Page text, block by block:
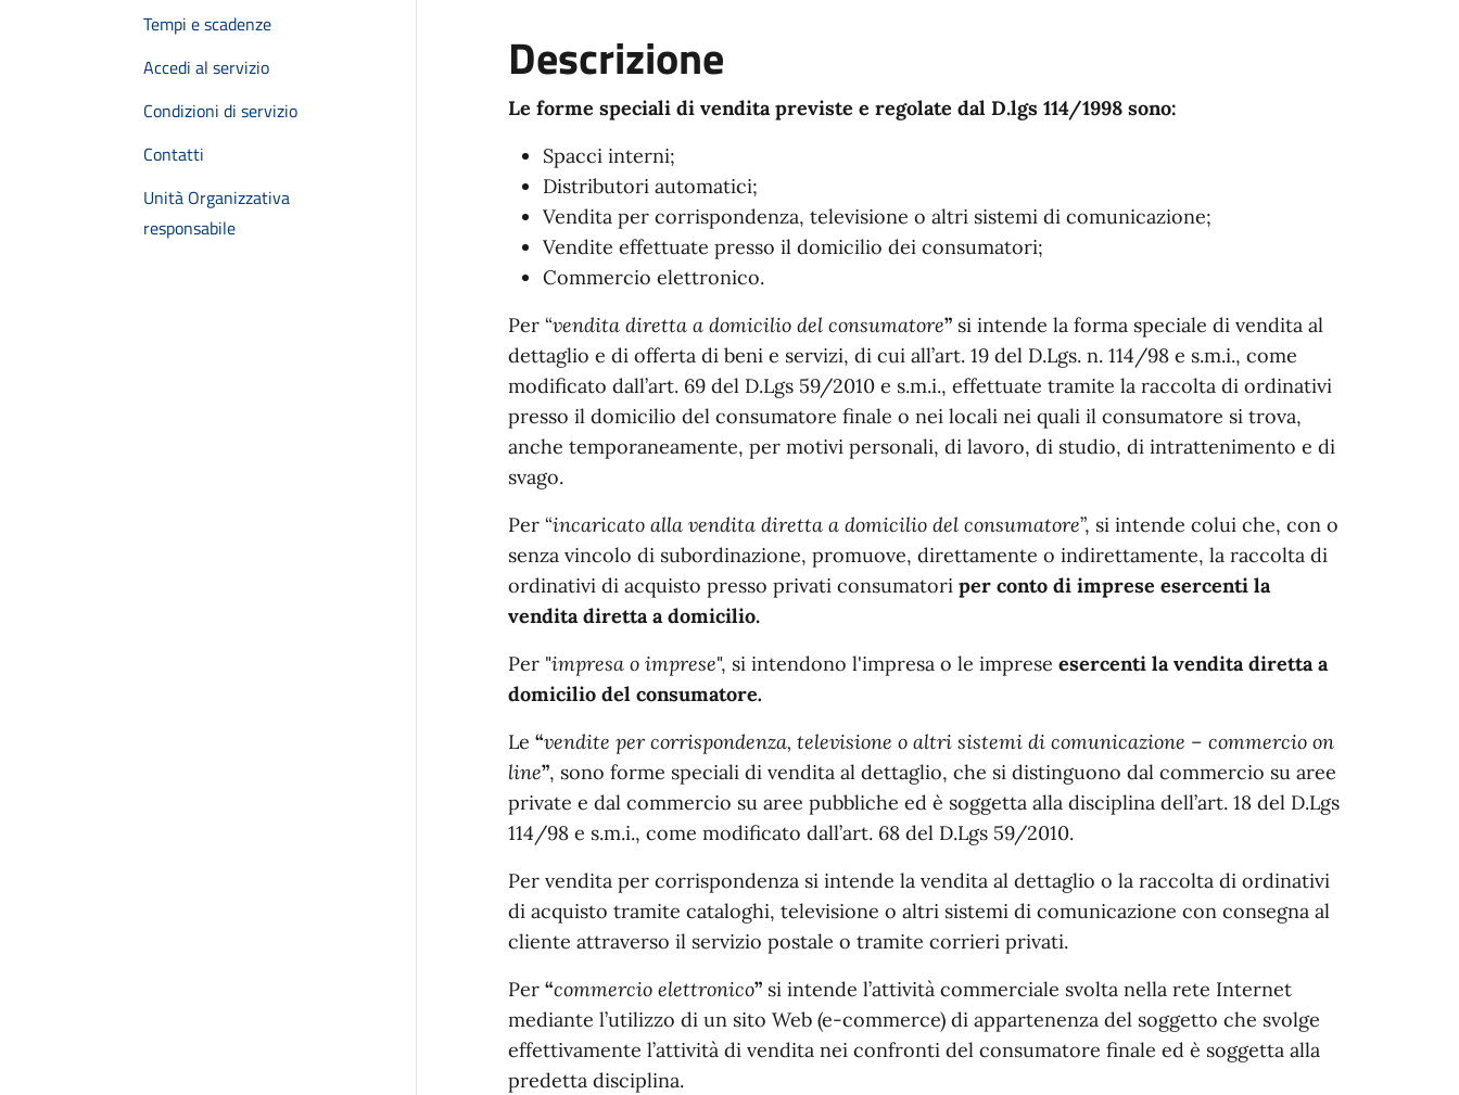
Tempi e scadenze
Accedi al servizio
Condizioni di servizio
Contatti
Unità Organizzativa
responsabile
Descrizione
Le forme speciali di vendita previste e regolate dal D.lgs 114/1998 sono:
Spacci interni;
Distributori automatici;
Vendita per corrispondenza, televisione o altri sistemi di comunicazione;
Vendite effettuate presso il domicilio dei consumatori;
Commercio elettronico.
Per “vendita diretta a domicilio del consumatore”si intende la forma speciale di vendita al
dettaglio e di offerta di beni e servizi, di cui all’art. 19 del D.Lgs. n. 114/98 e s.m.i., come
modificato dall’art. 69 del D.Lgs 59/2010 e s.m.i., effettuate tramite la raccolta di ordinativi
presso il domicilio del consumatore finale o nei locali nei quali il consumatore si trova,
anche temporaneamente, per motivi personali, di lavoro, di studio, di intrattenimento e di
svago.
Per “incaricato alla vendita diretta a domicilio del consumatore”, si intende colui che, con o
senza vincolo di subordinazione, promuove, direttamente o indirettamente, la raccolta di
ordinativi di acquisto presso privati consumatori per conto di imprese esercenti la
vendita diretta a domicilio.
Per "impresa o imprese", si intendono l'impresa o le imprese esercenti la vendita diretta a
domicilio del consumatore.
Le “vendite per corrispondenza, televisione o altri sistemi di comunicazione – commercio on
line”, sono forme speciali di vendita al dettaglio, che si distinguono dal commercio su aree
private e dal commercio su aree pubbliche ed è soggetta alla disciplina dell’art. 18 del D.Lgs
114/98 e s.m.i., come modificato dall’art. 68 del D.Lgs 59/2010.
Per vendita per corrispondenza si intende la vendita al dettaglio o la raccolta di ordinativi
di acquisto tramite cataloghi, televisione o altri sistemi di comunicazione con consegna al
cliente attraverso il servizio postale o tramite corrieri privati.
Per “commercio elettronico”si intende l’attività commerciale svolta nella rete Internet
mediante l’utilizzo di un sito Web (e-commerce) di appartenenza del soggetto che svolge
effettivamente l’attività di vendita nei confronti del consumatore finale ed è soggetta alla
predetta disciplina.